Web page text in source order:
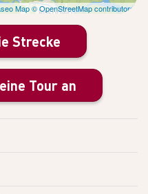
Map© OpenStreetMap contributors
Strecke
Tour an